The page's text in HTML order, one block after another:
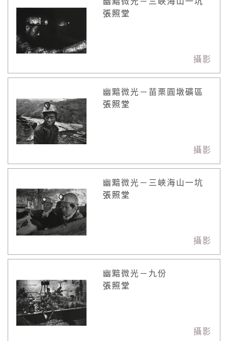
張照堂
攝影
幽黯微光－苗栗圓墩礦區
張照堂
攝影
幽黯微光－三峽海山一坑
張照堂
攝影
幽黯微光－九份
張照堂
攝影